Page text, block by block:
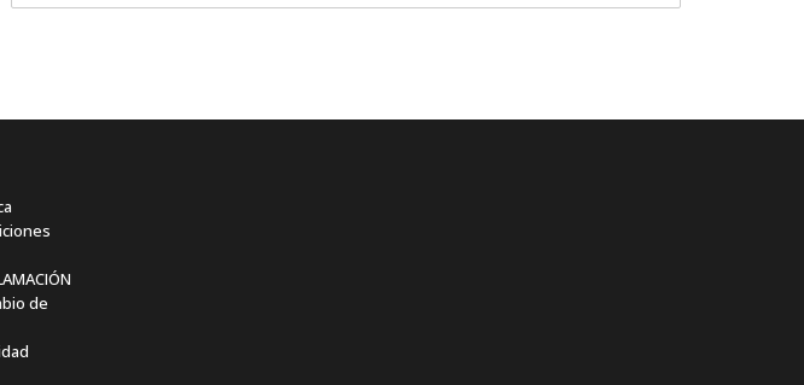
de